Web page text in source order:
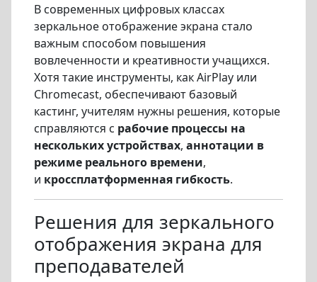
В современных цифровых классах
зеркальное отображение экрана стало
важным способом повышения
вовлеченности и креативности учащихся.
Хотя такие инструменты, как AirPlay или
Chromecast, обеспечивают базовый
кастинг, учителям нужны решения, которые
справляются с рабочие процессы на
нескольких устройствах, аннотации в
режиме реального времени,
и кроссплатформенная гибкость.
Решения для зеркального
отображения экрана для
преподавателей